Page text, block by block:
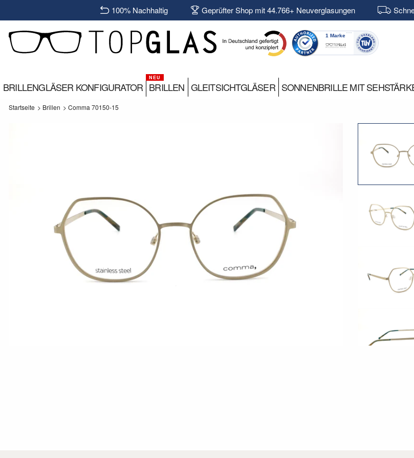
100% Nachhaltig Geprüfter Shop mit 44.766+ Neuverglasungen
BRILLENGLÄSER KONFIGURATOR BRILLEN GLEITSICHTGLÄSER SONNENBRILLE MIT
Startseite > Brillen > Comma 70150-15